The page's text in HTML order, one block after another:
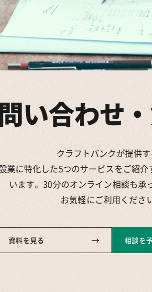
い合わせ
クラフトバンクが提供す
業に特化した5つのサービスをご紹介
います。30分のオンライン相談も承
お気軽にご利用くださ
資料を見る → 相談を